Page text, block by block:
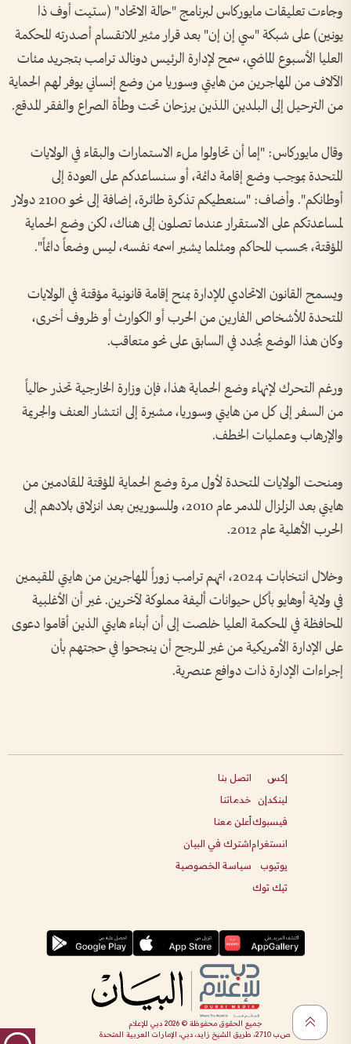
وجاءت تعليقات مايوركاس لبرنامج "حالة الاتحاد" (ستيت أوف ذا
يونين) على شبكة "سي إن إن" بعد قرار مثير للانقسام أصدرته المحكمة
العليا الأسبوع الماضي، سمح لإدارة الرئيس دونالد ترامب بتجريد مئات
الآلاف من المهاجرين من هايتي وسوريا من وضع إنساني يوفر لهم الحماية
من الترحيل إلى البلدين اللذين يرزحان تحت وطأة الصراع والفقر المدقع.
وقال مايوركاس: "إما أن تحاولوا ملء الاستمارات والبقاء في الولايات
المتحدة بموجب وضع إقامة دائمة، أو سنساعدكم على العودة إلى
أوطانكم". وأضاف: "سنعطيكم تذكرة طائرة، إضافة إلى نحو 2100 دولار
لمساعدتكم على الاستقرار عندما تصلون إلى هناك، لكن وضع الحماية
المؤقتة، بحسب المحاكم ومثلما يشير اسمه نفسه، ليس وضعاً دائماً".
ويسمح القانون الاتحادي للإدارة بمنح إقامة قانونية مؤقتة في الولايات
المتحدة للأشخاص الفارين من الحرب أو الكوارث أو ظروف أخرى،
وكان هذا الوضع يُجدد في السابق على نحو متعاقب.
ورغم التحرك لإنهاء وضع الحماية هذا، فإن وزارة الخارجية تحذر حالياً
من السفر إلى كل من هايتي وسوريا، مشيرة إلى انتشار العنف والجريمة
والإرهاب وعمليات الخطف.
ومنحت الولايات المتحدة لأول مرة وضع الحماية المؤقتة للقادمين من
هايتي بعد الزلزال المدمر عام 2010، وللسوريين بعد انزلاق بلادهم إلى
الحرب الأهلية عام 2012.
وخلال انتخابات 2024، اتهم ترامب زوراً المهاجرين من هايتي المقيمين
في ولاية أوهايو بأكل حيوانات أليفة مملوكة لآخرين. غير أن الأغلبية
المحافظة في المحكمة العليا خلصت إلى أن أبناء هايتي الذين أقاموا دعوى
على الإدارة الأمريكية من غير المرجح أن ينجحوا في حجتهم بأن
إجراءات الإدارة ذات دوافع عنصرية.
إكس
لينكدإن
فيسبوك
انستغرام
يوتيوب
تيك توك
اتصل بنا
خدماتنا
أعلن معنا
اشترك في البيان
سياسة الخصوصية
جميع الحقوق محفوظة ©2026 دبي للإعلام
ص.ب 2710، طريق الشيخ زايد، دبي، الإمارات العربية المتحدة